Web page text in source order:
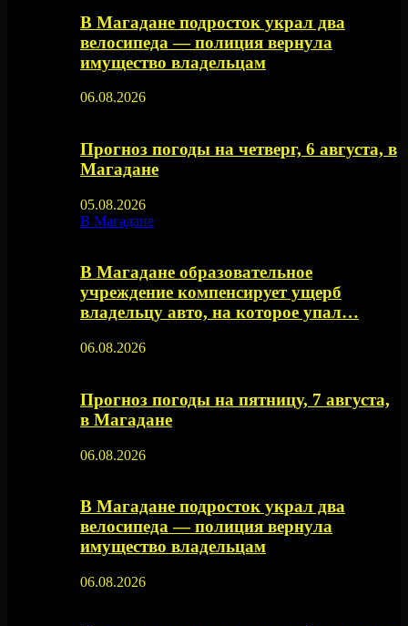
В Магадане подросток украл два
велосипеда — полиция вернула
имущество владельцам
06.08.2026
Прогноз погоды на четверг, 6 августа, в
Магадане
05.08.2026
В Магадане
В Магадане образовательное
учреждение компенсирует ущерб
владельцу авто, на которое упал…
06.08.2026
Прогноз погоды на пятницу, 7 августа,
в Магадане
06.08.2026
В Магадане подросток украл два
велосипеда — полиция вернула
имущество владельцам
06.08.2026